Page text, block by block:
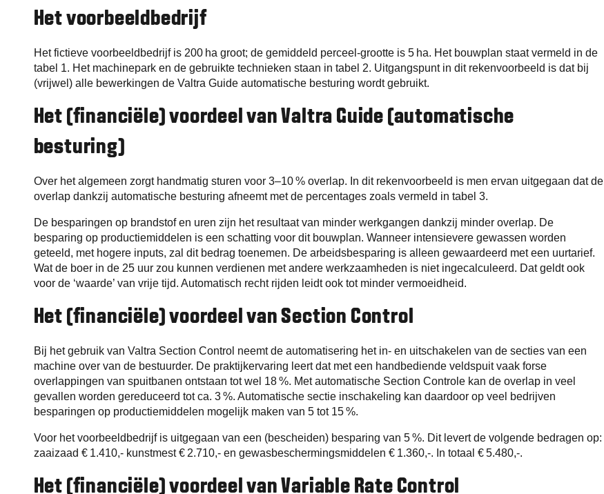
Het voorbeeldbedrijf
Het fictieve voorbeeldbedrijf is 200 ha groot; de gemiddeld perceel-grootte is 5 ha. Het bouwplan staat vermeld in de
tabel 1. Het machinepark en de gebruikte technieken staan in tabel 2. Uitgangspunt in dit rekenvoorbeeld is dat bij
(vrijwel) alle bewerkingen de Valtra Guide automatische besturing wordt gebruikt.
Het (financiële) voordeel van Valtra Guide (automatische
besturing)
Over het algemeen zorgt handmatig sturen voor 3–10 % overlap. In dit rekenvoorbeeld is men ervan uitgegaan dat de
overlap dankzij automatische besturing afneemt met de percentages zoals vermeld in tabel 3.
De besparingen op brandstof en uren zijn het resultaat van minder werkgangen dankzij minder overlap. De
besparing op productiemiddelen is een schatting voor dit bouwplan. Wanneer intensievere gewassen worden
geteeld, met hogere inputs, zal dit bedrag toenemen. De arbeidsbesparing is alleen gewaardeerd met een uurtarief.
Wat de boer in de 25 uur zou kunnen verdienen met andere werkzaamheden is niet ingecalculeerd. Dat geldt ook
voor de ‘waarde’ van vrije tijd. Automatisch recht rijden leidt ook tot minder vermoeidheid.
Het (financiële) voordeel van Section Control
Bij het gebruik van Valtra Section Control neemt de automatisering het in- en uitschakelen van de secties van een
machine over van de bestuurder. De praktijkervaring leert dat met een handbediende veldspuit vaak forse
overlappingen van spuitbanen ontstaan tot wel 18 %. Met automatische Section Controle kan de overlap in veel
gevallen worden gereduceerd tot ca. 3 %. Automatische sectie inschakeling kan daardoor op veel bedrijven
besparingen op productiemiddelen mogelijk maken van 5 tot 15 %.
Voor het voorbeeldbedrijf is uitgegaan van een (bescheiden) besparing van 5 %. Dit levert de volgende bedragen op:
zaaizaad € 1.410,- kunstmest € 2.710,- en gewasbeschermingsmiddelen € 1.360,-. In totaal € 5.480,-.
Het (financiële) voordeel van Variable Rate Control